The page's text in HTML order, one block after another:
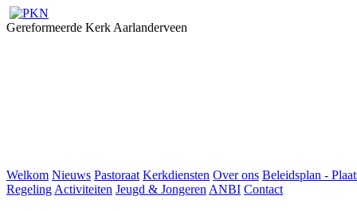
Gereformeerde Kerk Aarlanderveen
Welkom Nieuws Pastoraat Kerkdiensten Over ons Beleidsplan -
Regeling Activiteiten Jeugd & Jongeren ANBI Contact